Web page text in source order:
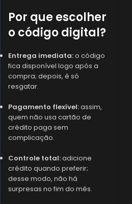
Por que escolher
o código digital?
Entrega imediata:o código
fica disponível logo após a
compra; depois, é só
resgatar.
Pagamento flexível:assim,
quem não usa cartão de
crédito paga sem
complicação.
Controle total:adicione
crédito quando preferir;
desse modo, não há
surpresas no fim do mês.